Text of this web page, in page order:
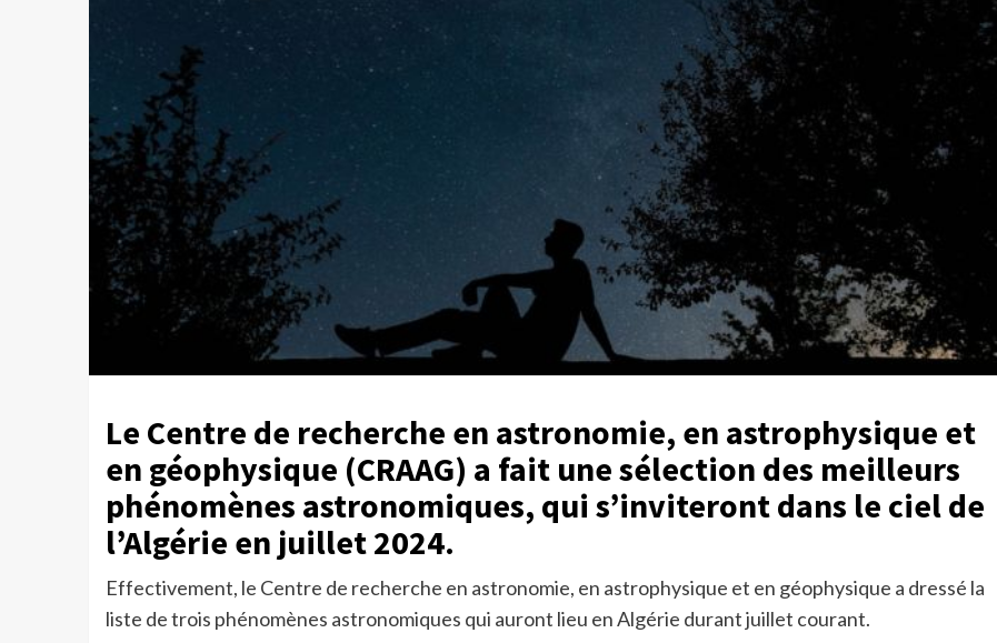
Le Centre de recherche en astronomie, en astrophysique et
en géophysique (CRAAG) a fait une sélection des meilleurs
phénomènes astronomiques, qui s’inviteront dans le ciel de
l’Algérie en juillet 2024.
Effectivement, le Centre de recherche en astronomie, en astrophysique et en géophysique a dressé la
liste de trois phénomènes astronomiques qui auront lieu en Algérie durant juillet courant.